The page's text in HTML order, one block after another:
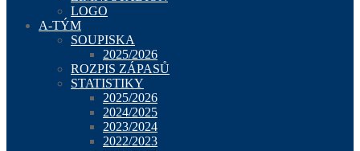
LOGO
A-TÝM
SOUPISKA
2025/2026
ROZPIS ZÁPASŮ
STATISTIKY
2025/2026
2024/2025
2023/2024
2022/2023